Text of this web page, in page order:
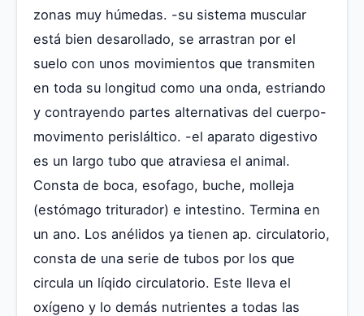
zonas muy húmedas. -su sistema muscular
está bien desarollado, se arrastran por el
suelo con unos movimientos que transmiten
en toda su longitud como una onda, estriando
y contrayendo partes alternativas del cuerpo-
movimento perisláltico. -el aparato digestivo
es un largo tubo que atraviesa el animal.
Consta de boca, esofago, buche, molleja
(estómago triturador) e intestino. Termina en
un ano. Los anélidos ya tienen ap. circulatorio,
consta de una serie de tubos por los que
circula un líqido circulatorio. Este lleva el
oxígeno y lo demás nutrientes a todas las